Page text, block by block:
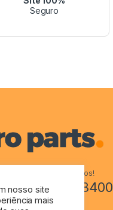
Seguro
perguntas? Ligue-nos!
48 3244-3400
nosso site
mais